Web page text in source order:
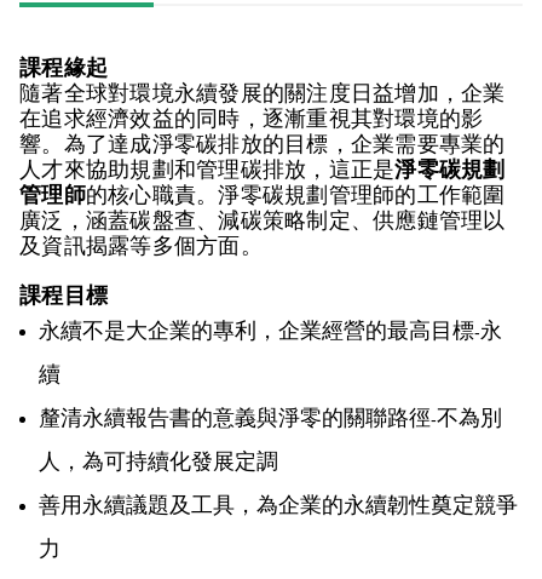
課程緣起
隨著全球對環境永續發展的關注度日益增加，企業
在追求經濟效益的同時，逐漸重視其對環境的影
響。為了達成淨零碳排放的目標，企業需要專業的
人才來協助規劃和管理碳排放，這正是淨零碳規劃
管理師的核心職責。淨零碳規劃管理師的工作範圍
廣泛，涵蓋碳盤查、減碳策略制定、供應鏈管理以
及資訊揭露等多個方面。
課程目標
永續不是大企業的專利，企業經營的最高目標-永
續
釐清永續報告書的意義與淨零的關聯路徑-不為別
人，為可持續化發展定調
善用永續議題及工具，為企業的永續韌性奠定競爭
力